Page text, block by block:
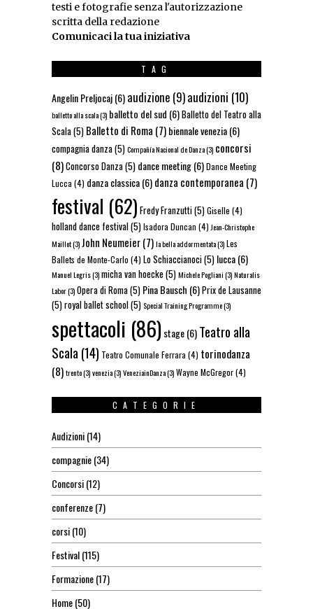
testi e fotografie senza l'autorizzazione
scritta della redazione
Comunicaci la tua iniziativa
TAG
Angelin Preljocaj(6)audizione (9)audizioni (10)
balletto alla scala(3) balletto del sud (6)Balletto del Teatro alla
Scala(5) Balletto di Roma (7)biennale venezia(6)
compagnia danza(5)Compañía Nacional de Danza(3) concorsi
(8)Concorso Danza(5) dance meeting(6)Dance Meeting
Lucca(4) danza classica(6)danza contemporanea (7)
festival (62) Fredy Franzutti(5)Giselle (4)
holland dance festival(5)Isadora Duncan (4) Jean-Christophe
Maillot(3)John Neumeier(7)la bella addormentata(3)Les
Ballets de Monte-Carlo (4) Lo Schiaccianoci(5) lucca(6)
Manuel Legris(3)micha van hoecke(5)Michele Pogliani(3)Naturalis
Labor(3)Opera di Roma(5) Pina Bausch (6)Prix de Lausanne
(5)royal ballet school(5)Special Training Programme(3)
spettacoli (86)stage(6)Teatro alla
Scala (14) Teatro Comunale Ferrara(4) torinodanza
(8)trento(3)venezia(3)VeneziainDanza(3)Wayne McGregor(4)
CATEGORIE
Audizioni(14)
compagnie(34)
Concorsi(12)
conferenze(7)
corsi(10)
Festival(115)
Formazione(17)
Home(50)